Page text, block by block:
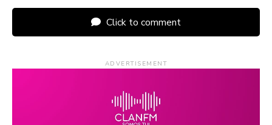
Click to comment
ADVERTISEMENT